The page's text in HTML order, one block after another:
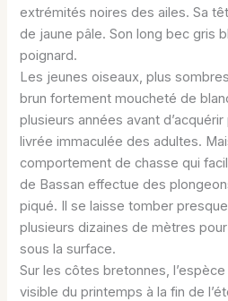
extrémités noires des ailes. Sa
de jaune pâle. Son long bec gris
poignard.
Les jeunes oiseaux, plus
brun fortement moucheté de
plusieurs années avant
livrée immaculée des adultes.
comportement de chasse qui
de Bassan effectue des
piqué. Il se laisse tomber
plusieurs dizaines de mètres
sous la surface.
Sur les côtes bretonnes,
visible du printemps à la fin de